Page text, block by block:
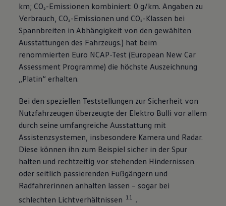
km; CO₂-Emissionen kombiniert: 0 g/km. Angaben zu
Verbrauch, CO₂-Emissionen und CO₂-Klassen bei
Spannbreiten in Abhängigkeit von den gewählten
Ausstattungen des Fahrzeugs.) hat beim
renommierten Euro NCAP-Test (European New Car
Assessment Programme) die höchste Auszeichnung
„Platin“ erhalten.
Bei den speziellen Teststellungen zur Sicherheit von
Nutzfahrzeugen überzeugte der Elektro Bulli vor allem
durch seine umfangreiche Ausstattung mit
Assistenzsystemen, insbesondere Kamera und Radar.
Diese können ihn zum Beispiel sicher in der Spur
halten und rechtzeitig vor stehenden Hindernissen
oder seitlich passierenden Fußgängern und
Radfahrerinnen anhalten lassen – sogar bei
schlechten Lichtverhältnissen 11 .